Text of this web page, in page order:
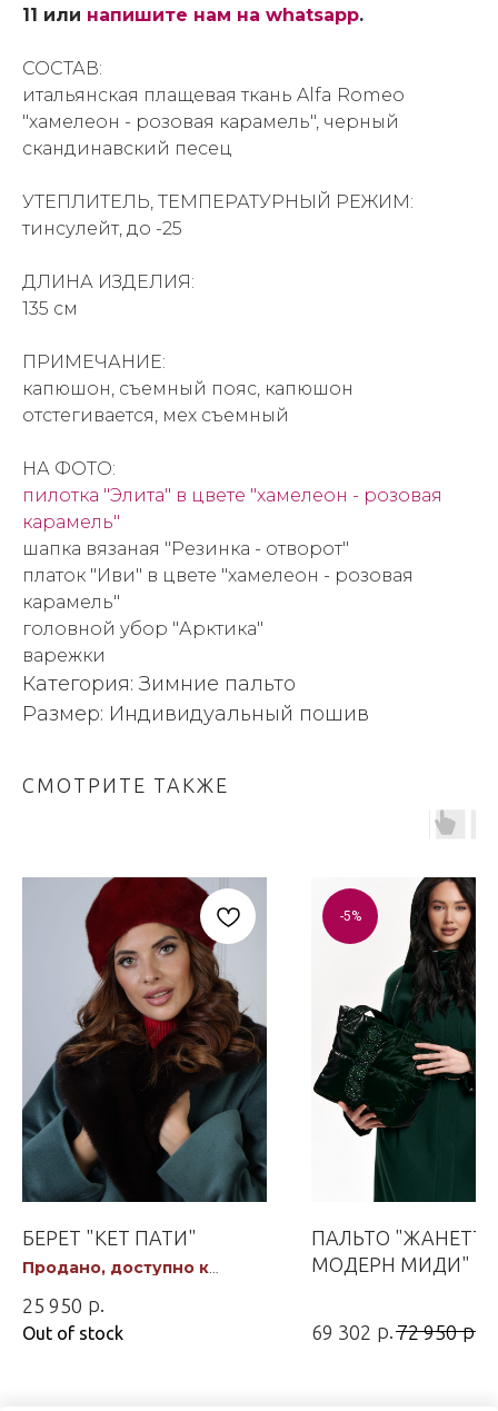
11 или напишите нам на whatsapp.
СОСТАВ:
итальянская плащевая ткань Alfa Romeo
"хамелеон - розовая карамель", черный
скандинавский песец
УТЕПЛИТЕЛЬ, ТЕМПЕРАТУРНЫЙ РЕЖИМ:
тинсулейт, до -25
ДЛИНА ИЗДЕЛИЯ:
135 см
ПРИМЕЧАНИЕ:
капюшон, съемный пояс, капюшон
отстегивается, мех съемный
НА ФОТО:
пилотка "Элита" в цвете "хамелеон - розовая
карамель"
шапка вязаная "Резинка - отворот"
платок "Иви" в цвете "хамелеон - розовая
карамель"
головной убор "Арктика"
варежки
Категория: Зимние пальто
Размер: Индивидуальный пошив
СМОТРИТЕ ТАКЖЕ
БЕРЕТ "КЕТ ПАТИ"
Продано, доступно к
25 950 р.
Out of stock
-5%
ПАЛЬТО "ЖАНЕТТ
МОДЕРН МИДИ"
69 302 р. 72 950 р.